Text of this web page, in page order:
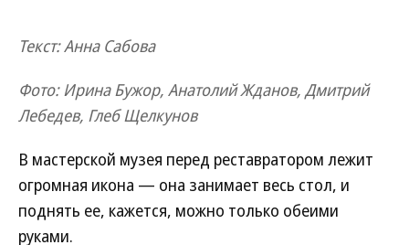
Текст: Анна Сабова
Фото: Ирина Бужор, Анатолий Жданов, Дмитрий
Лебедев, Глеб Щелкунов
В мастерской музея перед реставратором лежит
огромная икона — она занимает весь стол, и
поднять ее, кажется, можно только обеими
руками.